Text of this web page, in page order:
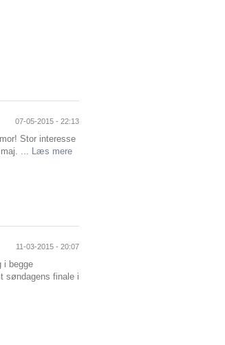
07-05-2015 - 22:13
Stor interesse
... Læs mere
11-03-2015 - 20:07
i begge
søndagens finale i